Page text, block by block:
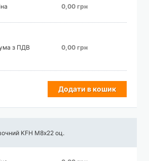
0,00 грн
з ПДВ 0,00 грн
Додати в кошик
KFH М8х22 оц.